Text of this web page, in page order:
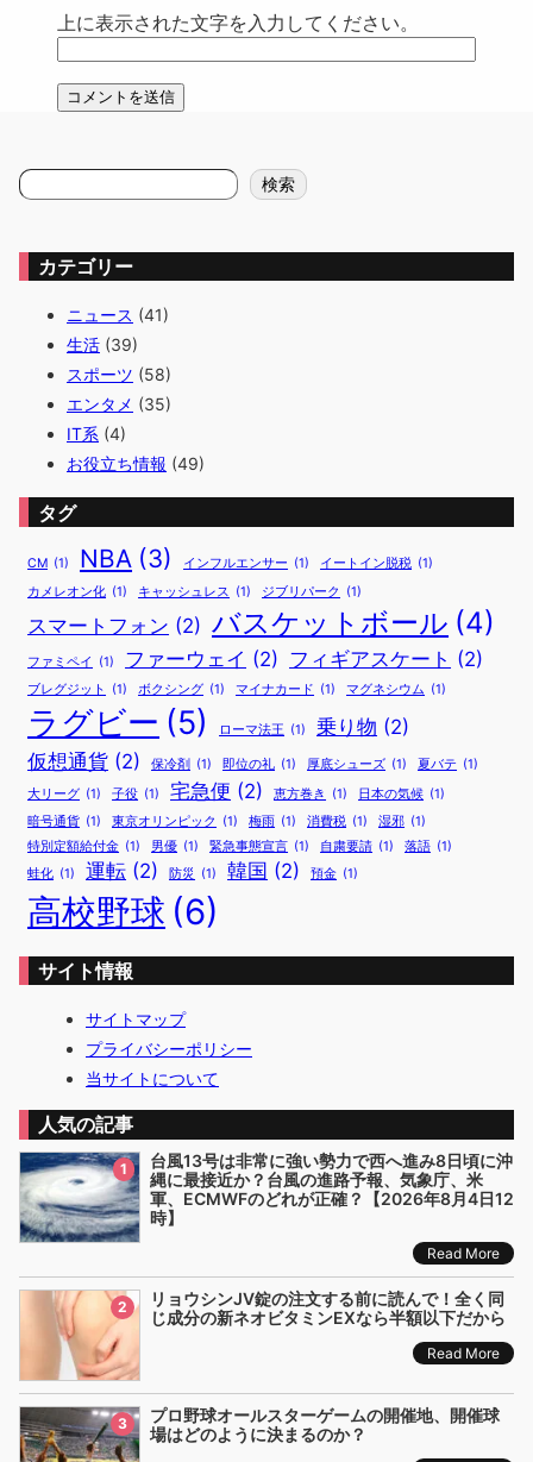
上に表示された文字を入力してください。
検
索
検索
カテゴリー
ニュース (41)
生活 (39)
スポーツ (58)
エンタメ (35)
IT系 (4)
お役立ち情報 (49)
タグ
CM (1) NBA (3) インフルエンサー (1) イートイン脱税 (1)
カメレオン化 (1) キャッシュレス (1) ジブリパーク (1)
スマートフォン (2) バスケットボール (4)
ファミペイ (1) ファーウェイ (2) フィギアスケート (2)
ブレグジット (1) ボクシング (1) マイナカード (1) マグネシウム (1)
ラグビー (5) ローマ法王 (1) 乗り物 (2)
仮想通貨 (2) 保冷剤 (1) 即位の礼 (1) 厚底シューズ (1) 夏バテ (1)
大リーグ (1) 子役 (1) 宅急便 (2) 恵方巻き (1) 日本の気候 (1)
暗号通貨 (1) 東京オリンピック (1) 梅雨 (1) 消費税 (1) 湿邪 (1)
特別定額給付金 (1) 男優 (1) 緊急事態宣言 (1) 自粛要請 (1) 落語 (1)
蛙化 (1) 運転 (2) 防災 (1) 韓国 (2) 預金 (1)
高校野球 (6)
サイト情報
サイトマップ
プライバシーポリシー
当サイトについて
人気の記事
1
台風13号は非常に強い勢力で西へ進み8日頃に沖
縄に最接近か？台風の進路予報、気象庁、米
軍、ECMWFのどれが正確？【2026年8月4日12
時】
Read More
2
リョウシンJV錠の注文する前に読んで！全く同
じ成分の新ネオビタミンEXなら半額以下だから
Read More
3
プロ野球オールスターゲームの開催地、開催球
場はどのように決まるのか？